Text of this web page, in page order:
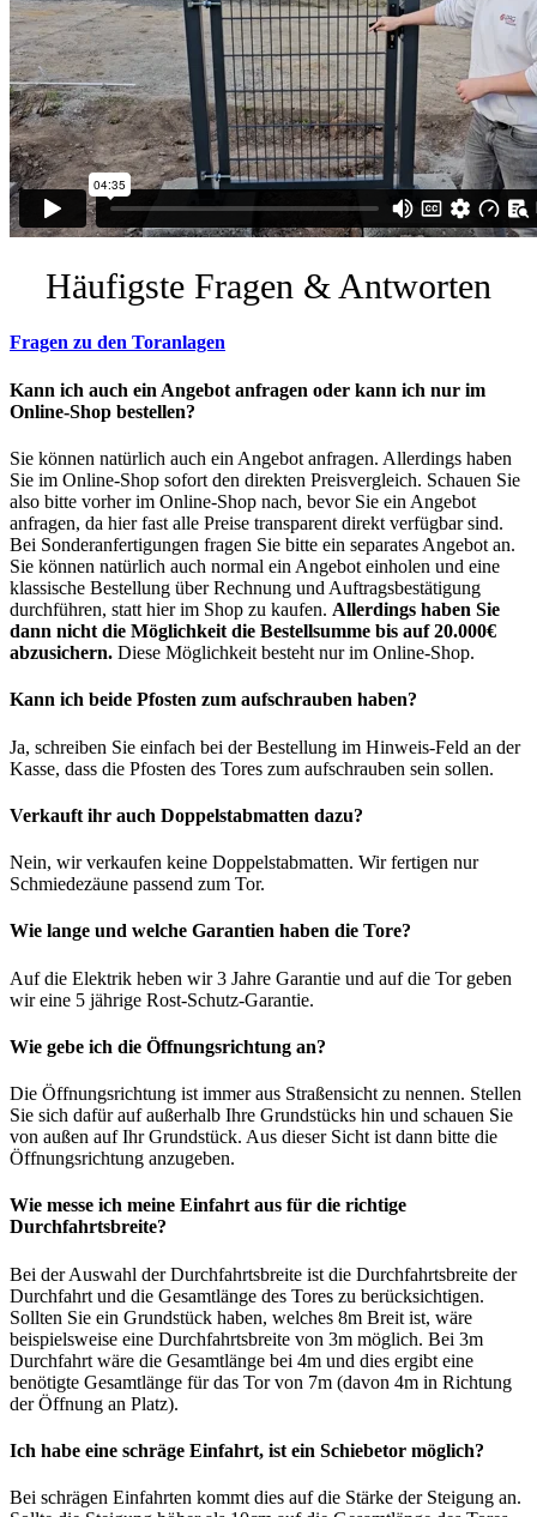
Häufigste Fragen & Antworten
Fragen zu den Toranlagen
Kann ich auch ein Angebot anfragen oder kann ich nur im
Online-Shop bestellen?
Sie können natürlich auch ein Angebot anfragen. Allerdings haben
Sie im Online-Shop sofort den direkten Preisvergleich. Schauen Sie
also bitte vorher im Online-Shop nach, bevor Sie ein Angebot
anfragen, da hier fast alle Preise transparent direkt verfügbar sind.
Bei Sonderanfertigungen fragen Sie bitte ein separates Angebot an.
Sie können natürlich auch normal ein Angebot einholen und eine
klassische Bestellung über Rechnung und Auftragsbestätigung
durchführen, statt hier im Shop zu kaufen. Allerdings haben Sie
dann nicht die Möglichkeit die Bestellsumme bis auf 20.000€
abzusichern. Diese Möglichkeit besteht nur im Online-Shop.
Kann ich beide Pfosten zum aufschrauben haben?
Ja, schreiben Sie einfach bei der Bestellung im Hinweis-Feld an der
Kasse, dass die Pfosten des Tores zum aufschrauben sein sollen.
Verkauft ihr auch Doppelstabmatten dazu?
Nein, wir verkaufen keine Doppelstabmatten. Wir fertigen nur
Schmiedezäune passend zum Tor.
Wie lange und welche Garantien haben die Tore?
Auf die Elektrik heben wir 3 Jahre Garantie und auf die Tor geben
wir eine 5 jährige Rost-Schutz-Garantie.
Wie gebe ich die Öffnungsrichtung an?
Die Öffnungsrichtung ist immer aus Straßensicht zu nennen. Stellen
Sie sich dafür auf außerhalb Ihre Grundstücks hin und schauen Sie
von außen auf Ihr Grundstück. Aus dieser Sicht ist dann bitte die
Öffnungsrichtung anzugeben.
Wie messe ich meine Einfahrt aus für die richtige
Durchfahrtsbreite?
Bei der Auswahl der Durchfahrtsbreite ist die Durchfahrtsbreite der
Durchfahrt und die Gesamtlänge des Tores zu berücksichtigen.
Sollten Sie ein Grundstück haben, welches 8m Breit ist, wäre
beispielsweise eine Durchfahrtsbreite von 3m möglich. Bei 3m
Durchfahrt wäre die Gesamtlänge bei 4m und dies ergibt eine
benötigte Gesamtlänge für das Tor von 7m (davon 4m in Richtung
der Öffnung an Platz).
Ich habe eine schräge Einfahrt, ist ein Schiebetor möglich?
Bei schrägen Einfahrten kommt dies auf die Stärke der Steigung an.